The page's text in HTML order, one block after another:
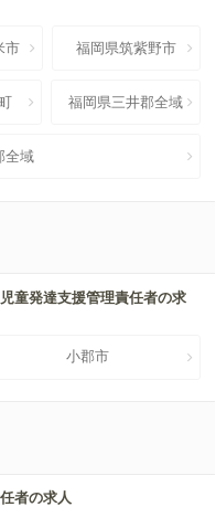
市 福岡県筑紫野市
福岡県三井郡全域
全域
童発達支援管理責任者の求
小郡市
者の求人